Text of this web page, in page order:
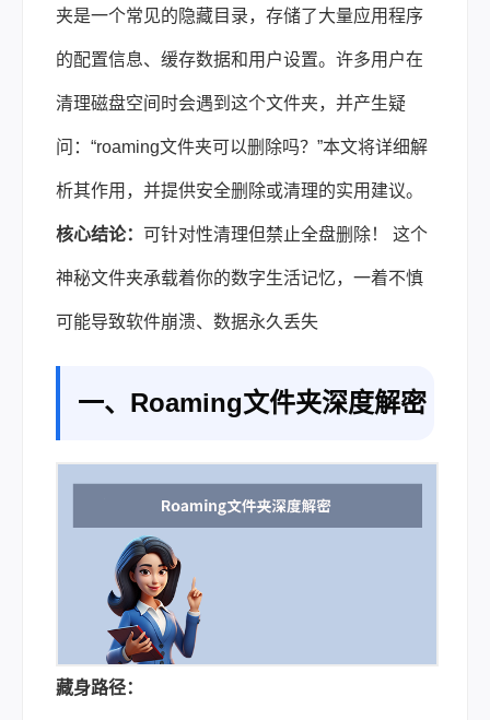
载 |
夹是一个常见的隐藏目录，存储了大量应用程序
的配置信息、缓存数据和用户设置。许多用户在
清理磁盘空间时会遇到这个文件夹，并产生疑
问：“roaming文件夹可以删除吗？”本文将详细解
析其作用，并提供安全删除或清理的实用建议。
核心结论： 可针对性清理但禁止全盘删除！ 这个
神秘文件夹承载着你的数字生活记忆，一着不慎
可能导致软件崩溃、数据永久丢失
一、Roaming文件夹深度解密
藏身路径：